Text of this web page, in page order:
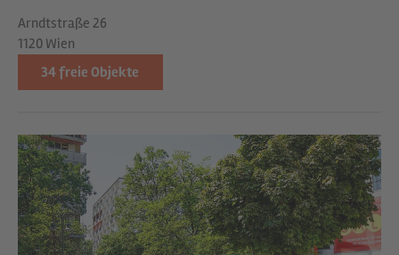
Arndtstraße 26
1120 Wien
34freie Objekte